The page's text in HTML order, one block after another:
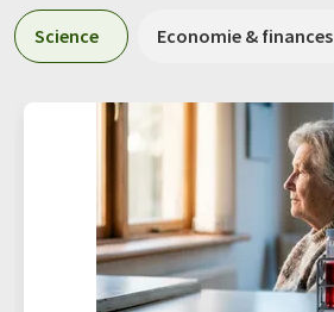
Science Economie & finances